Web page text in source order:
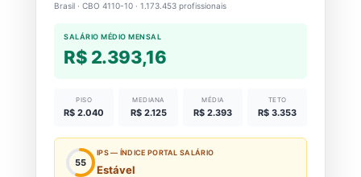
Brasil · CBO 4110-10 · 1.173.453 profissionais
SALÁRIO MÉDIO MENSAL
R$ 2.393,16
PISO
R$ 2.040
MEDIANA
R$ 2.125
MÉDIA
R$ 2.393
TETO
R$ 3.353
55
IPS — ÍNDICE PORTAL SALÁRIO
Estável